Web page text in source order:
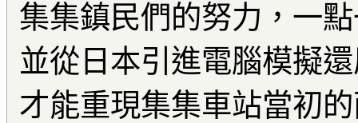
集集鎮民們的努力，一
並從日本引進電腦模擬
才能重現集集車站當初